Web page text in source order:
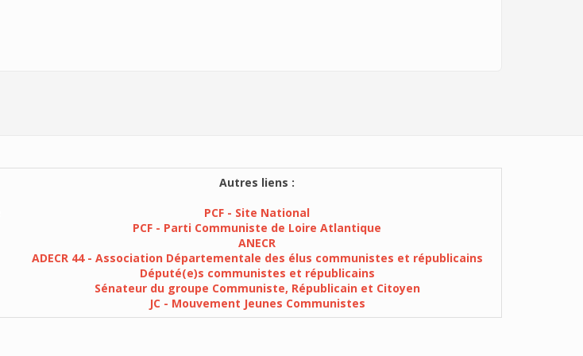
Autres liens :
PCF - Site National
PCF - Parti Communiste de Loire Atlantique
ANECR
ADECR 44 - Association Départementale des élus communistes et républicains
Député(e)s communistes et républicains
Sénateur du groupe Communiste, Républicain et Citoyen
JC - Mouvement Jeunes Communistes